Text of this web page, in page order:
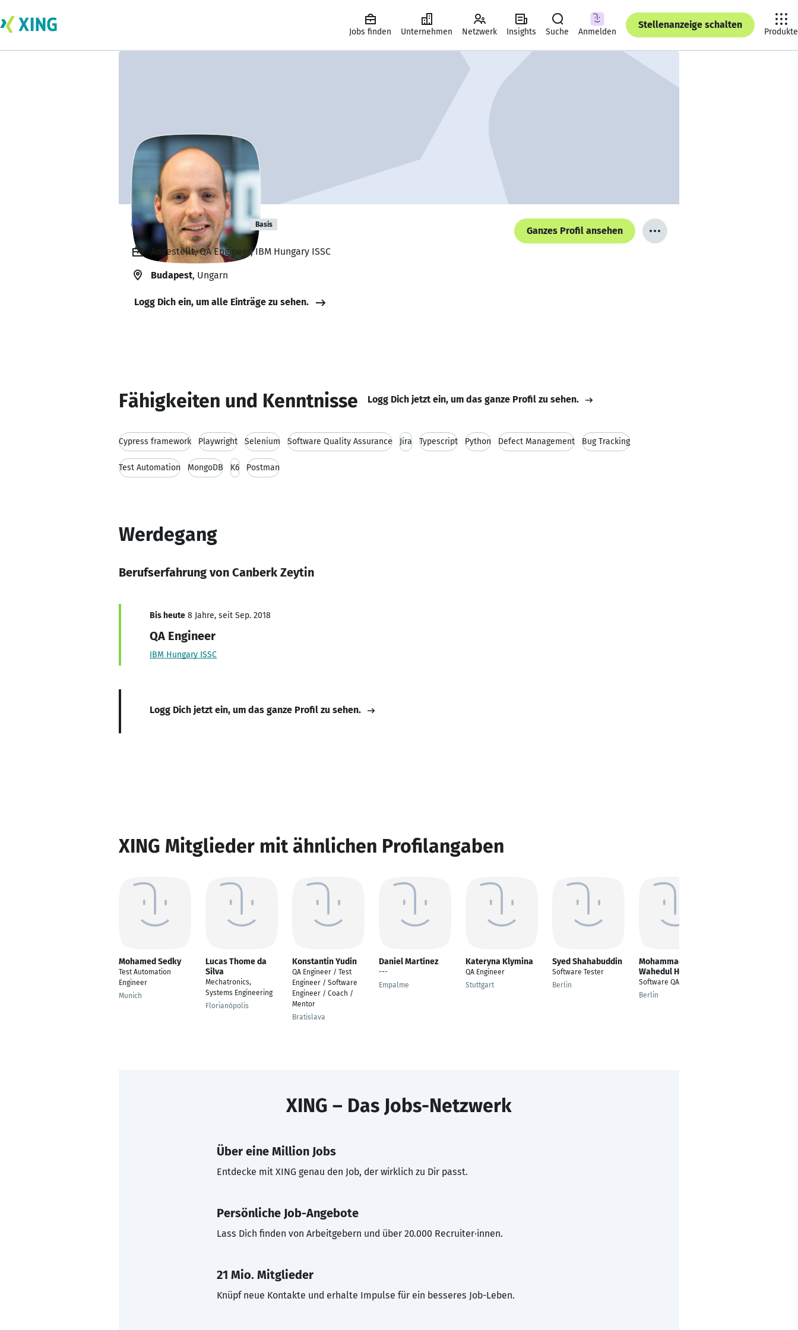
Jobs finden Unternehmen Netzwerk Insights Suche Anmelden
Stellenanzeige schalten
Produkte
Canberk Zeytin Basis
Ganzes Profil ansehen
Angestellt, QA Engineer, IBM Hungary ISSC
Budapest, Ungarn
Logg Dich ein, um alle Einträge zu sehen.
Fähigkeiten und Kenntnisse Logg Dich jetzt ein, um das ganze Profil zu sehen.
Cypress framework Playwright Selenium Software Quality Assurance Jira Typescript Python Defect Management Bug Tracking
Test Automation MongoDB K6 Postman
Werdegang
Berufserfahrung von Canberk Zeytin
Bis heute 8 Jahre, seit Sep. 2018
QA Engineer
IBM Hungary ISSC
Logg Dich jetzt ein, um das ganze Profil zu sehen.
XING Mitglieder mit ähnlichen Profilangaben
Mohamed Sedky
Test Automation
Engineer
Munich
Lucas Thome da
Silva
Mechatronics,
Systems Engineering
Florianópolis
Konstantin Yudin
QA Engineer / Test
Engineer / Software
Engineer / Coach /
Mentor
Bratislava
Daniel Martínez
---
Empalme
Kateryna Klymina
QA Engineer
Stuttgart
Syed Shahabuddin
Software Tester
Berlin
Mohammad
Wahedul Haque
Software QA Engineer
Berlin
XING – Das Jobs-Netzwerk
Über eine Million Jobs
Entdecke mit XING genau den Job, der wirklich zu Dir passt.
Persönliche Job-Angebote
Lass Dich finden von Arbeitgebern und über 20.000 Recruiter·innen.
21 Mio. Mitglieder
Knüpf neue Kontakte und erhalte Impulse für ein besseres Job-Leben.